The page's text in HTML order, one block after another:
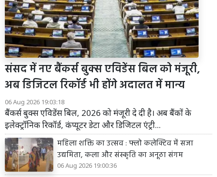
संसद में नए बैंकर्स बुक्स एविडेंस बिल को मंजूरी,
अब डिजिटल रिकॉर्ड भी होंगे अदालत में मान्य
06 Aug 2026 19:03:18
बैंकर्स बुक्स एविडेंस बिल, 2026 को मंजूरी दे दी है। अब बैंकों के
इलेक्ट्रॉनिक रिकॉर्ड, कंप्यूटर डेटा और डिजिटल एंट्री...
महिला शक्ति का उत्सव : फ्लो कलेक्टिव में सजा
उद्यमिता, कला और संस्कृति का अनूठा संगम
06 Aug 2026 19:00:36